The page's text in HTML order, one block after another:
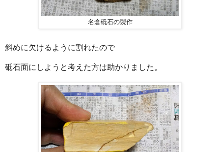
名倉砥石の製作
斜めに欠けるように割れたので
砥石面にしようと考えた方は助かりました。